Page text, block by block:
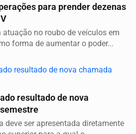
para prender dezenas
no roubo de veículos em
forma de aumentar o poder...
resultado de nova
deve ser apresentada diretamente